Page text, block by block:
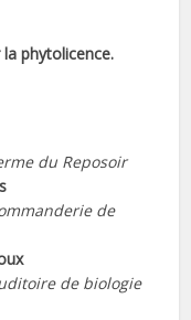
phytolicence.
du Reposoir
de
de biologie